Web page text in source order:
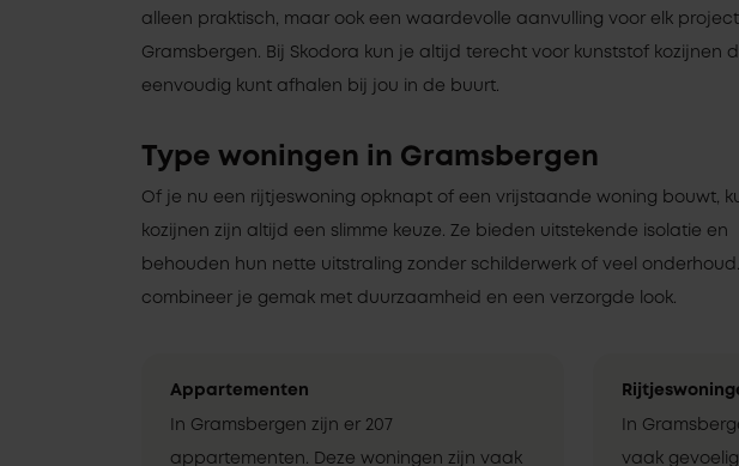
alleen praktisch, maar ook een waardevolle aanvulling voor elk project
Gramsbergen. Bij Skodora kun je altijd terecht voor kunststof kozijnen
eenvoudig kunt afhalen bij jou in de buurt.
Type woningen in Gramsbergen
Of je nu een rijtjeswoning opknapt of een vrijstaande woning bouwt,
kozijnen zijn altijd een slimme keuze. Ze bieden uitstekende isolatie en
behouden hun nette uitstraling zonder schilderwerk of veel
combineer je gemak met duurzaamheid en een verzorgde look.
Appartementen
In Gramsbergen zijn er 207
appartementen. Deze woningen zijn vaak
In
vaak